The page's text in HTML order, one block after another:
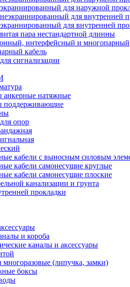
для наружной
для внутренней
для внутренней
пара нестандартной длинны
интерфейсный и многопарный
кабель
сигнализации
анкерные натяжные
поддерживающие
опор
кабели с выносным силовым
кабели самонесущие круглые
кабели самонесущие плоские
канализации и грунта
прокладки
и короба
каналы и аксессуары
(липучка, замки)
боксы